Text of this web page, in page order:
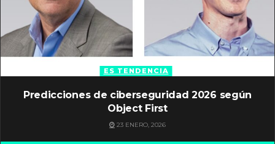
ES TENDENCIA
Predicciones de ciberseguridad 2026 según
Object First
23 ENERO, 2026